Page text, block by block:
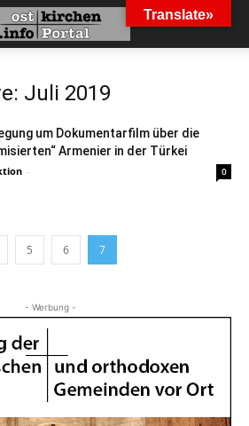
Juli 2019
um Dokumentarfilm über die
Armenier in der Türkei
- 0
5 6 7
- Werbung -
Translate»